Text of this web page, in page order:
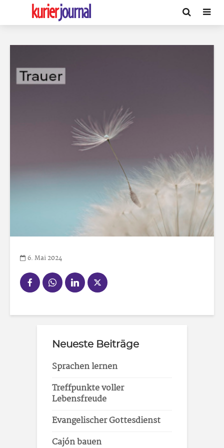
6. Mai 2024
Neueste Beiträge
Sprachen lernen
Treffpunkte voller
Lebensfreude
Evangelischer Gottesdienst
Cajón bauen